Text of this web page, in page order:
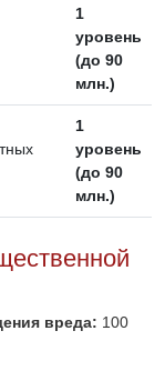
1
уровень
(до 90
млн.)
1
уровень
(до 90
млн.)
вреда: 100